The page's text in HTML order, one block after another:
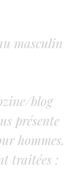
masculin
blog
présente
hommes.
traitées :